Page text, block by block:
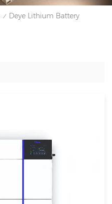
/ Deye Lithium Battery